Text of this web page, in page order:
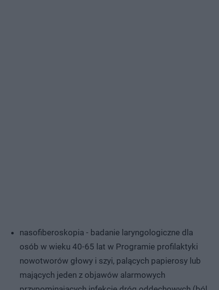
nasofiberoskopia - badanie laryngologiczne dla
osób w wieku 40-65 lat w Programie profilaktyki
nowotworów głowy i szyi, palących papierosy lub
mających jeden z objawów alarmowych